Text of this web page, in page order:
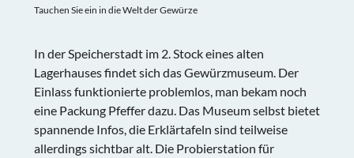
Tauchen Sie ein in die Welt der Gewürze
In der Speicherstadt im 2. Stock eines alten
Lagerhauses findet sich das Gewürzmuseum. Der
Einlass funktionierte problemlos, man bekam noch
eine Packung Pfeffer dazu. Das Museum selbst bietet
spannende Infos, die Erklärtafeln sind teilweise
allerdings sichtbar alt. Die Probierstation für